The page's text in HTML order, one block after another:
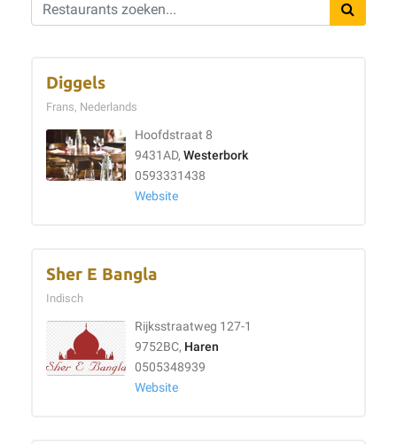
Diggels
Frans, Nederlands
Hoofdstraat 8
9431AD, Westerbork
0593331438
Website
Sher E Bangla
Indisch
Rijksstraatweg 127-1
9752BC, Haren
0505348939
Website